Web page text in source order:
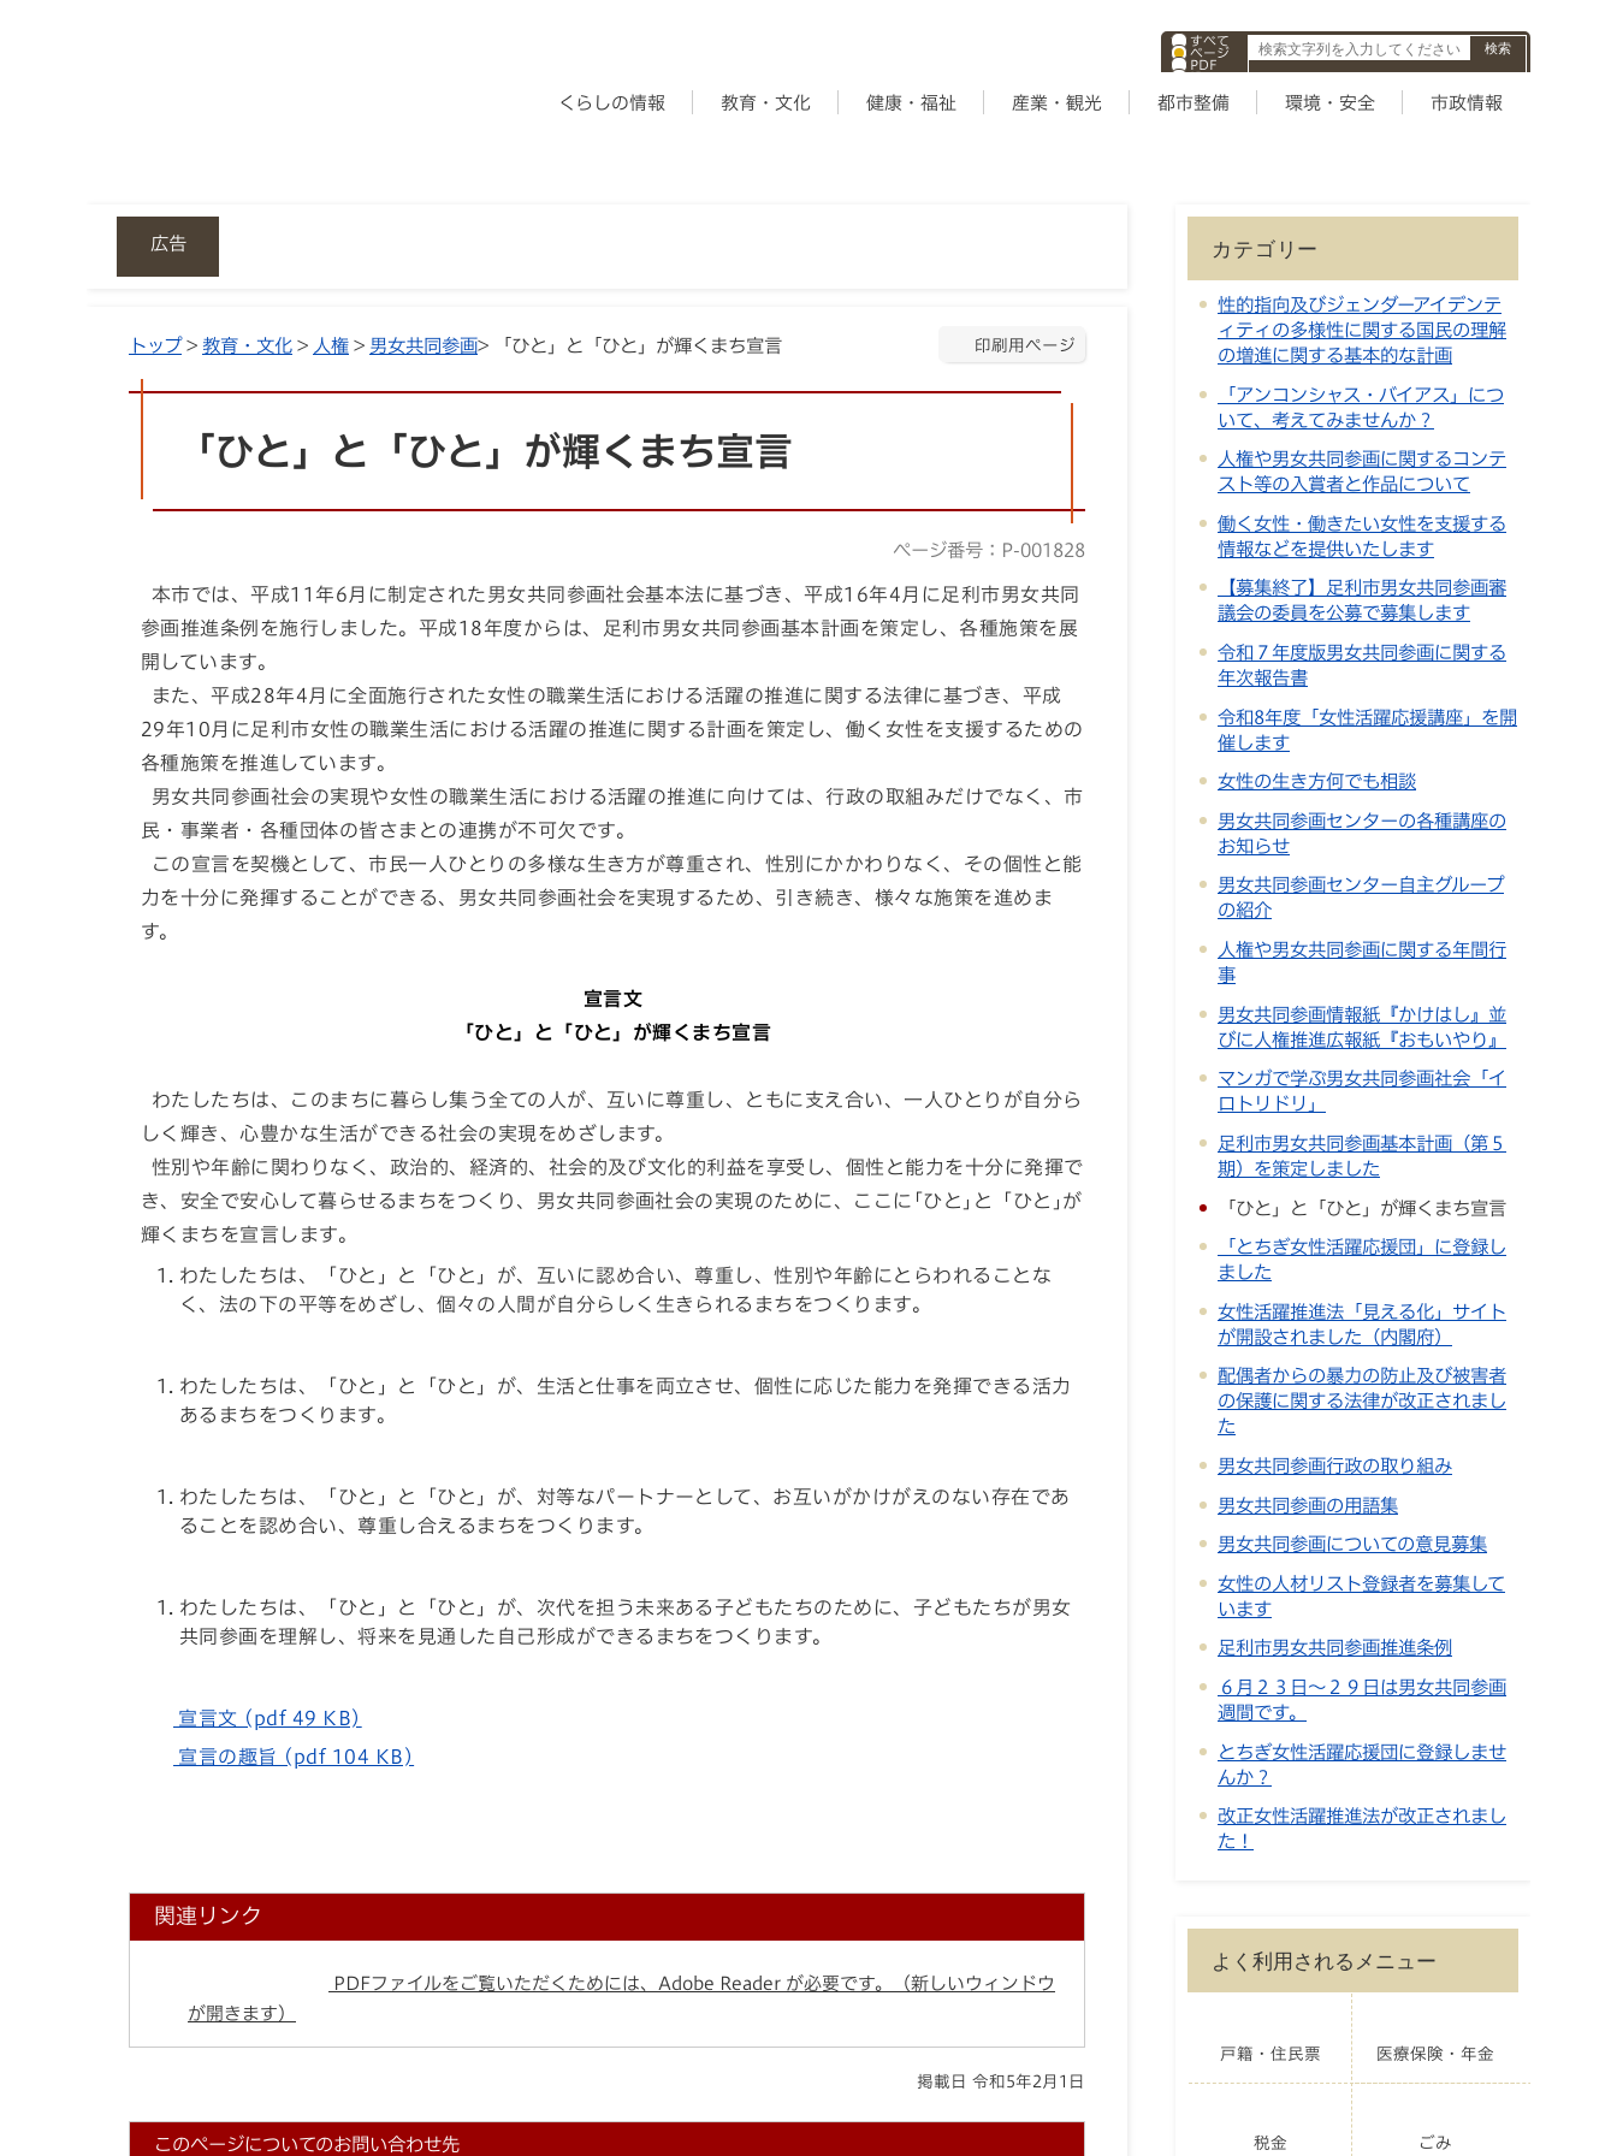
すべて
ページ
PDF
ID
くらしの情報 教育・文化 健康・福祉 産業・観光 都市整備 環境・安全 市政情報
広告
印刷用ページ
トップ> 教育・文化 > 人権 > 男女共同参画> 「ひと」と「ひと」が輝くまち宣言
「ひと」と「ひと」が輝くまち宣言
ページ番号：P-001828
本市では、平成11年6月に制定された男女共同参画社会基本法に基づき、平成16年4月に足利市男女共同
参画推進条例を施行しました。平成18年度からは、足利市男女共同参画基本計画を策定し、各種施策を展
開しています。
また、平成28年4月に全面施行された女性の職業生活における活躍の推進に関する法律に基づき、平成
29年10月に足利市女性の職業生活における活躍の推進に関する計画を策定し、働く女性を支援するための
各種施策を推進しています。
男女共同参画社会の実現や女性の職業生活における活躍の推進に向けては、行政の取組みだけでなく、市
民・事業者・各種団体の皆さまとの連携が不可欠です。
この宣言を契機として、市民一人ひとりの多様な生き方が尊重され、性別にかかわりなく、その個性と能
力を十分に発揮することができる、男女共同参画社会を実現するため、引き続き、様々な施策を進めま
す。
宣言文
「ひと」と「ひと」が輝くまち宣言
わたしたちは、このまちに暮らし集う全ての人が、互いに尊重し、ともに支え合い、一人ひとりが自分ら
しく輝き、心豊かな生活ができる社会の実現をめざします。
性別や年齢に関わりなく、政治的、経済的、社会的及び文化的利益を享受し、個性と能力を十分に発揮で
き、安全で安心して暮らせるまちをつくり、男女共同参画社会の実現のために、ここに｢ひと｣と「ひと｣が
輝くまちを宣言します。
わたしたちは、「ひと」と「ひと」が、互いに認め合い、尊重し、性別や年齢にとらわれることな
く、法の下の平等をめざし、個々の人間が自分らしく生きられるまちをつくります。
わたしたちは、「ひと」と「ひと」が、生活と仕事を両立させ、個性に応じた能力を発揮できる活力
あるまちをつくります。
わたしたちは、「ひと」と「ひと」が、対等なパートナーとして、お互いがかけがえのない存在であ
ることを認め合い、尊重し合えるまちをつくります。
わたしたちは、「ひと」と「ひと」が、次代を担う未来ある子どもたちのために、子どもたちが男女
共同参画を理解し、将来を見通した自己形成ができるまちをつくります。
宣言文 (pdf 49 KB)
宣言の趣旨 (pdf 104 KB)
関連リンク
PDFファイルをご覧いただくためには、Adobe Reader が必要です。（新しいウィンドウ
が開きます）
掲載日 令和5年2月1日
このページについてのお問い合わせ先
カテゴリー
性的指向及びジェンダーアイデンテ
ィティの多様性に関する国民の理解
の増進に関する基本的な計画
「アンコンシャス・バイアス」につ
いて、考えてみませんか？
人権や男女共同参画に関するコンテ
スト等の入賞者と作品について
働く女性・働きたい女性を支援する
情報などを提供いたします
【募集終了】足利市男女共同参画審
議会の委員を公募で募集します
令和７年度版男女共同参画に関する
年次報告書
令和8年度「女性活躍応援講座」を開
催します
女性の生き方何でも相談
男女共同参画センターの各種講座の
お知らせ
男女共同参画センター自主グループ
の紹介
人権や男女共同参画に関する年間行
事
男女共同参画情報紙『かけはし』並
びに人権推進広報紙『おもいやり』
マンガで学ぶ男女共同参画社会「イ
ロトリドリ」
足利市男女共同参画基本計画（第５
期）を策定しました
「ひと」と「ひと」が輝くまち宣言
「とちぎ女性活躍応援団」に登録し
ました
女性活躍推進法「見える化」サイト
が開設されました（内閣府）
配偶者からの暴力の防止及び被害者
の保護に関する法律が改正されまし
た
男女共同参画行政の取り組み
男女共同参画の用語集
男女共同参画についての意見募集
女性の人材リスト登録者を募集して
います
足利市男女共同参画推進条例
６月２３日～２９日は男女共同参画
週間です。
とちぎ女性活躍応援団に登録しませ
んか？
改正女性活躍推進法が改正されまし
た！
よく利用されるメニュー
戸籍・住民票 医療保険・年金
税金 ごみ